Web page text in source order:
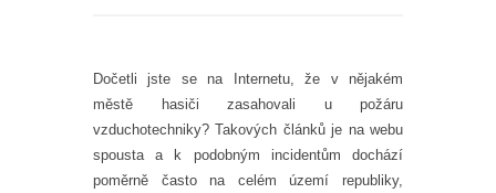
Dočetli jste se na Internetu, že v nějakém
městě hasiči zasahovali u požáru
vzduchotechniky? Takových článků je na webu
spousta a k podobným incidentům dochází
poměrně často na celém území republiky,